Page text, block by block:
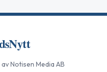
Notisen Media AB